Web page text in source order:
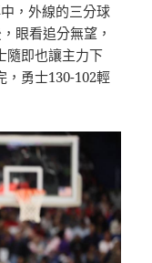
，外線的三分球
眼看追分無望，
隨即也讓主力下
，勇士130-102輕